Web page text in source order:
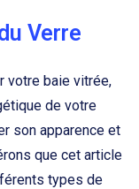
Verre
votre baie vitrée,
de votre
son apparence et
que cet article
types de